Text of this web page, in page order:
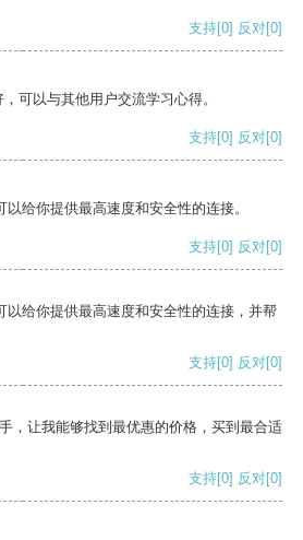
支持[0] 反对[0]
可以与其他用户交流学习心得。
支持[0] 反对[0]
给你提供最高速度和安全性的连接。
支持[0] 反对[0]
以给你提供最高速度和安全性的连接，并帮
支持[0] 反对[0]
，让我能够找到最优惠的价格，买到最合适
支持[0] 反对[0]